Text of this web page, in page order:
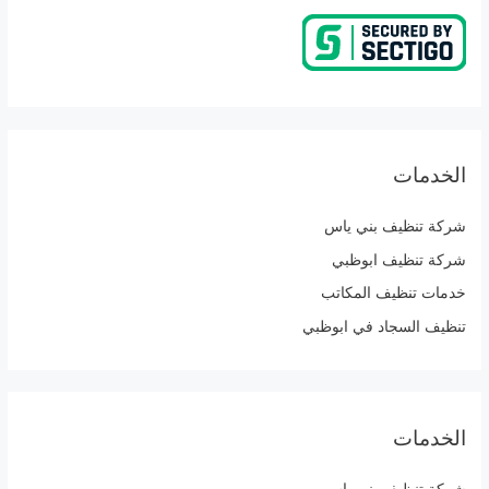
الخدمات
شركة تنظيف بني ياس
شركة تنظيف ابوظبي
خدمات تنظيف المكاتب
تنظيف السجاد في ابوظبي
الخدمات